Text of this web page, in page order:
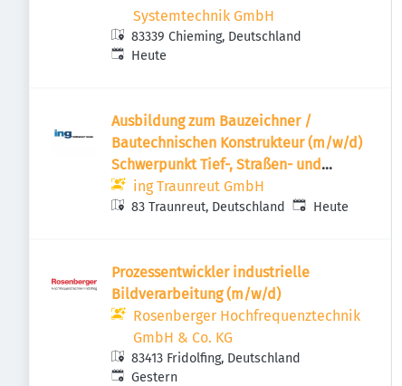
Systemtechnik GmbH
83339 Chieming, Deutschland
Veröffentlicht
Heute
Ausbildung zum Bauzeichner /
Bautechnischen Konstrukteur (m/w/d)
Schwerpunkt Tief-, Straßen- und
Landschaftsbau für 2027
ing Traunreut GmbH
83 Traunreut, Deutschland Veröffentlicht
Heute
Prozessentwickler industrielle
Bildverarbeitung (m/w/d)
Rosenberger Hochfrequenztechnik
GmbH & Co. KG
83413 Fridolfing, Deutschland
Veröffentlicht
Gestern